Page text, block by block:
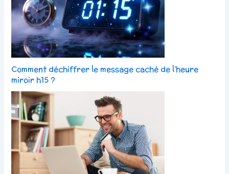
Comment déchiffrer le message caché de l’heure
miroir h15 ?